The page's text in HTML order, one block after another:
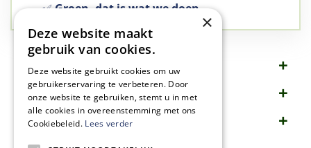
✅Groen, dat is wat we doen
Omschrijving
Specificaties
Merk
×
Deze website maakt
gebruik van cookies.
Deze website gebruikt cookies om uw
gebruikerservaring te verbeteren. Door
onze website te gebruiken, stemt u in met
alle cookies in overeenstemming met ons
Cookiebeleid. Lees verder